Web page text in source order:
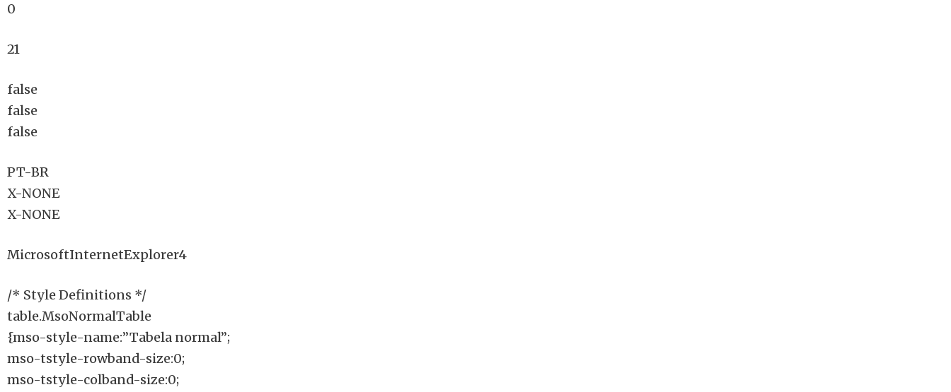
0
21
false
false
false
PT-BR
X-NONE
X-NONE
MicrosoftInternetExplorer4
/* Style Definitions */
table.MsoNormalTable
{mso-style-name:”Tabela normal”;
mso-tstyle-rowband-size:0;
mso-tstyle-colband-size:0;